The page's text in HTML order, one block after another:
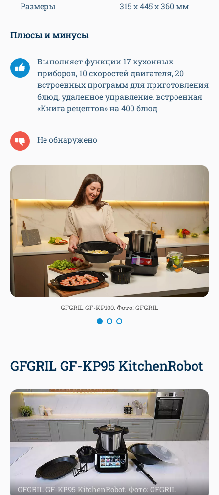
Размеры 315 х 445 х 360 мм
Плюсы и минусы
Выполняет функции 17 кухонных
приборов, 10 скоростей двигателя, 20
встроенных программ для приготовления
блюд, удаленное управление, встроенная
«Книга рецептов» на 400 блюд
Не обнаружено
GFGRIL GF-KP100. Фото: GFGRIL
GFGRIL GF-KP95 KitchenRobot
GFGRIL GF-KP95 KitchenRobot. Фото: GFGRIL